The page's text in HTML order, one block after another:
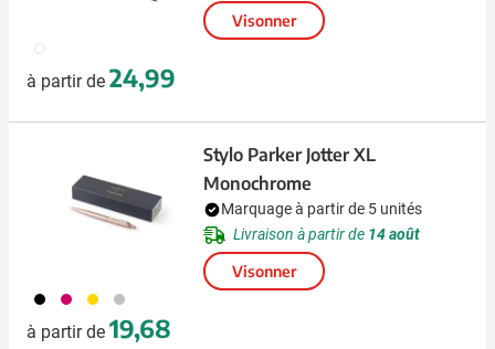
032
à partir de 24,99
Visonner
001 017 031 032
à partir de 19,68
Stylo Parker Jotter XL
Monochrome
Marquage à partir de 5 unités
Livraison à partir de 14 août
Visonner